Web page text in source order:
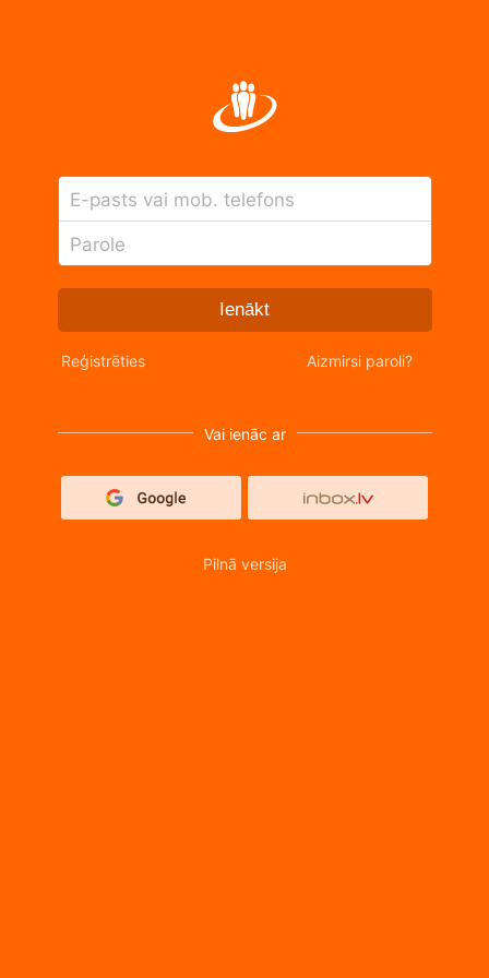
E-pasts vai mob. telefons
Parole
Ienākt
Reģistrēties Aizmirsi paroli?
Vai ienāc ar
Pilnā versija